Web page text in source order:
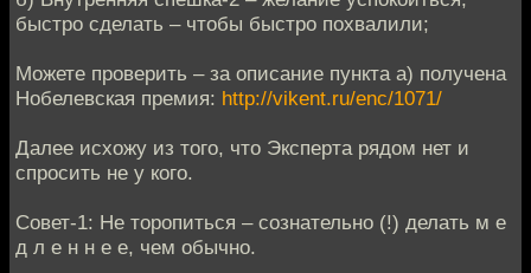
быстро сделать – чтобы быстро похвалили;
Можете проверить – за описание пункта а) получена
Нобелевская премия: http://vikent.ru/enc/1071/
Далее исхожу из того, что Эксперта рядом нет и
спросить не у кого.
Совет-1: Не торопиться – сознательно (!) делать м е
д л е н н е е, чем обычно.